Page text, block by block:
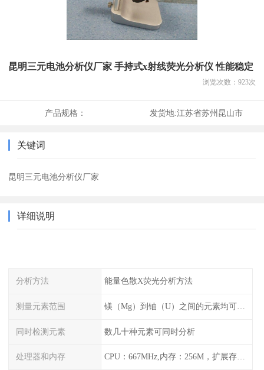
昆明三元电池分析仪厂家 手持式x射线荧光分析仪 性能稳定
浏览次数： 923次
产品规格： 发货地:江苏省苏州昆山市
关键词
昆明三元电池分析仪厂家
详细说明
分析方法 能量色散X荧光分析方法
测量元素范围 镁（Mg）到铀（U）之间的元素均可测量
同时检测元素 数几十种元素可同时分析
处理器和内存 CPU：667MHz,内存：256M，扩展存储最大支持32G，标配2G，可以海量存储数据